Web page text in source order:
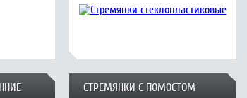
СТРЕМЯНКИ С ПОМОСТОМ